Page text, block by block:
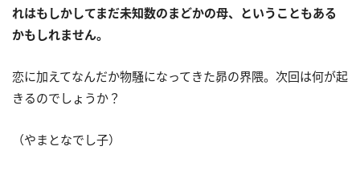
れはもしかしてまだ未知数のまどかの母、ということもある
かもしれません。
恋に加えてなんだか物騒になってきた昴の界隈。次回は何が起
きるのでしょうか？
（やまとなでし子）